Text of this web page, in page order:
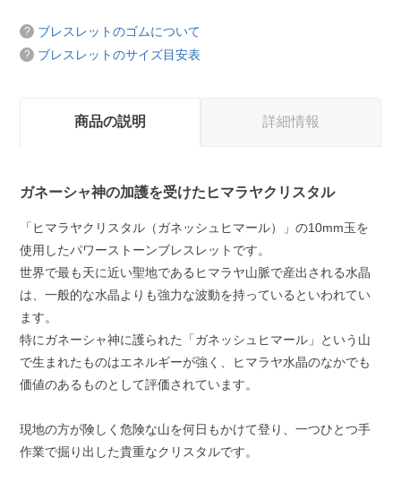
ブレスレットのゴムについて
ブレスレットのサイズ目安表
商品の説明 詳細情報
ガネーシャ神の加護を受けたヒマラヤクリスタル
「ヒマラヤクリスタル（ガネッシュヒマール）」の10mm玉を
使用したパワーストーンブレスレットです。
世界で最も天に近い聖地であるヒマラヤ山脈で産出される水晶
は、一般的な水晶よりも強力な波動を持っているといわれてい
ます。
特にガネーシャ神に護られた「ガネッシュヒマール」という山
で生まれたものはエネルギーが強く、ヒマラヤ水晶のなかでも
価値のあるものとして評価されています。
現地の方が険しく危険な山を何日もかけて登り、一つひとつ手
作業で掘り出した貴重なクリスタルです。